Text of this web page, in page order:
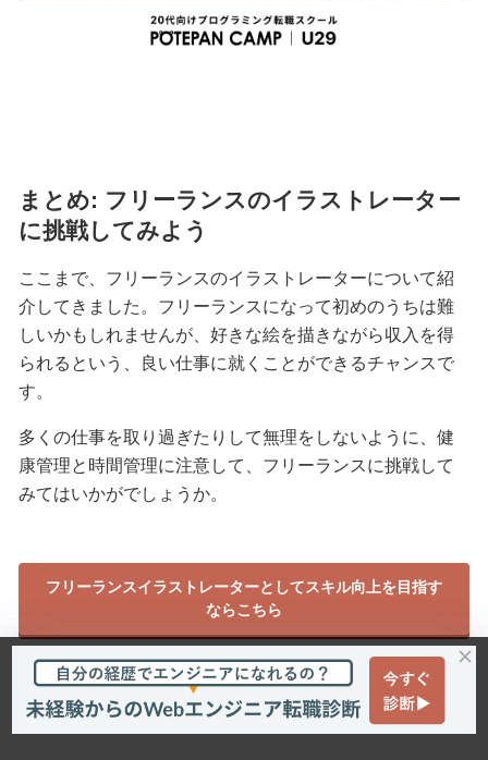
まとめ: フリーランスのイラストレーター
に挑戦してみよう
ここまで、フリーランスのイラストレーターについて紹
介してきました。フリーランスになって初めのうちは難
しいかもしれませんが、好きな絵を描きながら収入を得
られるという、良い仕事に就くことができるチャンスで
す。
多くの仕事を取り過ぎたりして無理をしないように、健
康管理と時間管理に注意して、フリーランスに挑戦して
みてはいかがでしょうか。
フリーランスイラストレーターとしてスキル向上を目指す
ならこちら